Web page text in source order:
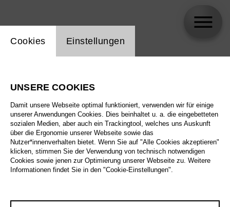
Einstellung Website Cookie
Cookies Einstellungen
UNSERE COOKIES
Damit unsere Webseite optimal funktioniert, verwenden wir für einige
unserer Anwendungen Cookies. Dies beinhaltet u. a. die eingebetteten
sozialen Medien, aber auch ein Trackingtool, welches uns Auskunft
über die Ergonomie unserer Webseite sowie das
Nutzer*innenverhalten bietet. Wenn Sie auf "Alle Cookies akzeptieren"
klicken, stimmen Sie der Verwendung von technisch notwendigen
Cookies sowie jenen zur Optimierung unserer Webseite zu. Weitere
Informationen findet Sie in den "Cookie-Einstellungen".